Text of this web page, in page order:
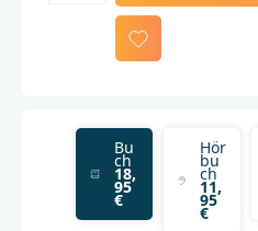
Bu
ch
18,
95
€
Hör
bu
ch
11,
95
€